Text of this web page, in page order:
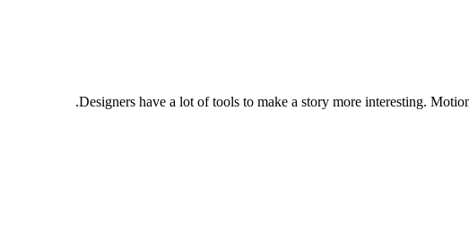
Designers have a lot of tools to make a story more interesting.